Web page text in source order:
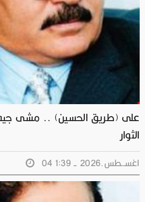
على (طريق الحسين) .. مشى
الثوار
04 اغســطس.2026 - 1:39